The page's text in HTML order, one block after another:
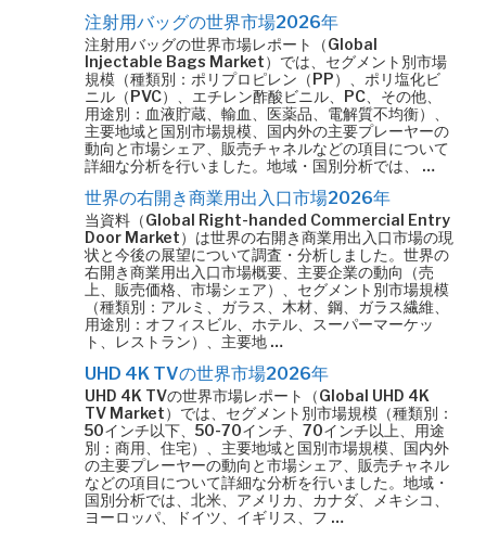
注射用バッグの世界市場2026年
注射用バッグの世界市場レポート（Global
Injectable Bags Market）では、セグメント別市場
規模（種類別：ポリプロピレン（PP）、ポリ塩化ビ
ニル（PVC）、エチレン酢酸ビニル、PC、その他、
用途別：血液貯蔵、輸血、医薬品、電解質不均衡）、
主要地域と国別市場規模、国内外の主要プレーヤーの
動向と市場シェア、販売チャネルなどの項目について
詳細な分析を行いました。地域・国別分析では、 …
世界の右開き商業用出入口市場2026年
当資料（Global Right-handed Commercial Entry
Door Market）は世界の右開き商業用出入口市場の現
状と今後の展望について調査・分析しました。世界の
右開き商業用出入口市場概要、主要企業の動向（売
上、販売価格、市場シェア）、セグメント別市場規模
（種類別：アルミ、ガラス、木材、鋼、ガラス繊維、
用途別：オフィスビル、ホテル、スーパーマーケッ
ト、レストラン）、主要地 …
UHD 4K TVの世界市場2026年
UHD 4K TVの世界市場レポート（Global UHD 4K
TV Market）では、セグメント別市場規模（種類別：
50インチ以下、50-70インチ、70インチ以上、用途
別：商用、住宅）、主要地域と国別市場規模、国内外
の主要プレーヤーの動向と市場シェア、販売チャネル
などの項目について詳細な分析を行いました。地域・
国別分析では、北米、アメリカ、カナダ、メキシコ、
ヨーロッパ、ドイツ、イギリス、フ …